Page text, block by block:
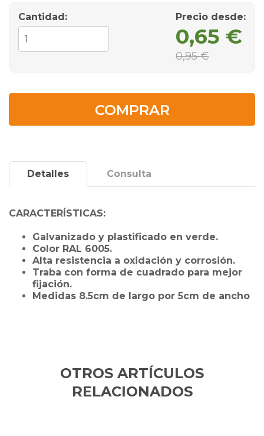
Cantidad: Precio desde:
0,65 €
0,95 €
COMPRAR
Detalles Consulta
CARACTERÍSTICAS:
Galvanizado y plastificado en verde.
Color RAL 6005.
Alta resistencia a oxidación y corrosión.
Traba con forma de cuadrado para mejor
fijación.
Medidas 8.5cm de largo por 5cm de ancho
OTROS ARTÍCULOS
RELACIONADOS